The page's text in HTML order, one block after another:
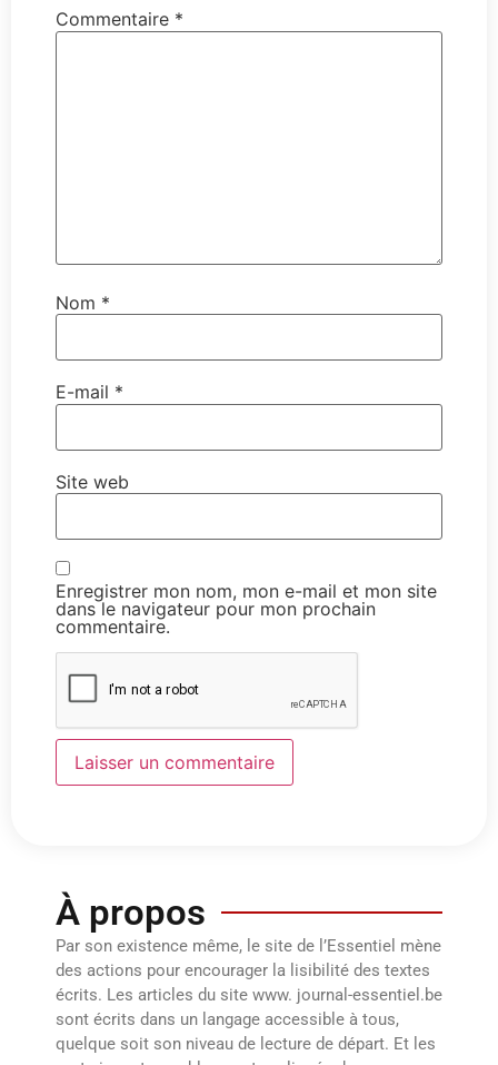
Commentaire *
Nom *
E-mail *
Site web
Enregistrer mon nom, mon e-mail et mon site
dans le navigateur pour mon prochain
commentaire.
À propos
Par son existence même, le site de l’Essentiel mène
des actions pour encourager la lisibilité des textes
écrits. Les articles du site www. journal-essentiel.be
sont écrits dans un langage accessible à tous,
quelque soit son niveau de lecture de départ. Et les